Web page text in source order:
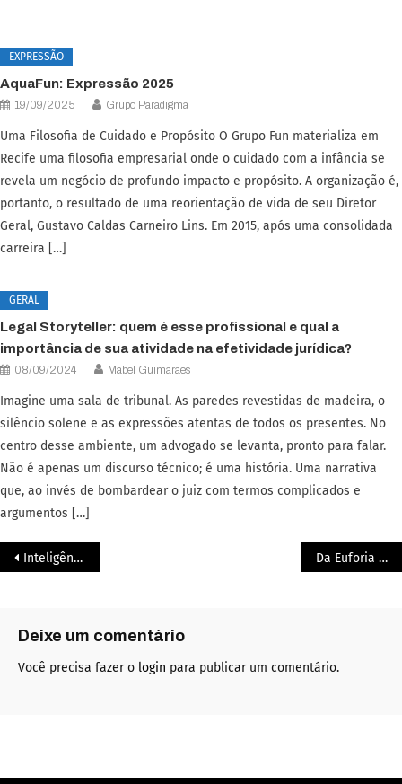
EXPRESSÃO
AquaFun: Expressão 2025
19/09/2025 Grupo Paradigma
Uma Filosofia de Cuidado e Propósito O Grupo Fun materializa em
Recife uma filosofia empresarial onde o cuidado com a infância se
revela um negócio de profundo impacto e propósito. A organização é,
portanto, o resultado de uma reorientação de vida de seu Diretor
Geral, Gustavo Caldas Carneiro Lins. Em 2015, após uma consolidada
carreira […]
GERAL
Legal Storyteller: quem é esse profissional e qual a
importância de sua atividade na efetividade jurídica?
08/09/2024 Mabel Guimaraes
Imagine uma sala de tribunal. As paredes revestidas de madeira, o
silêncio solene e as expressões atentas de todos os presentes. No
centro desse ambiente, um advogado se levanta, pronto para falar.
Não é apenas um discurso técnico; é uma história. Uma narrativa
que, ao invés de bombardear o juiz com termos complicados e
argumentos […]
Inteligência Emocional: Como anda a sua? Da Euforia a Depressão
Deixe um comentário
Você precisa fazer o login para publicar um comentário.